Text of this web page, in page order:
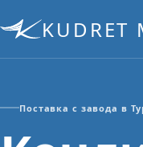
KUDRET
Поставка с завода в